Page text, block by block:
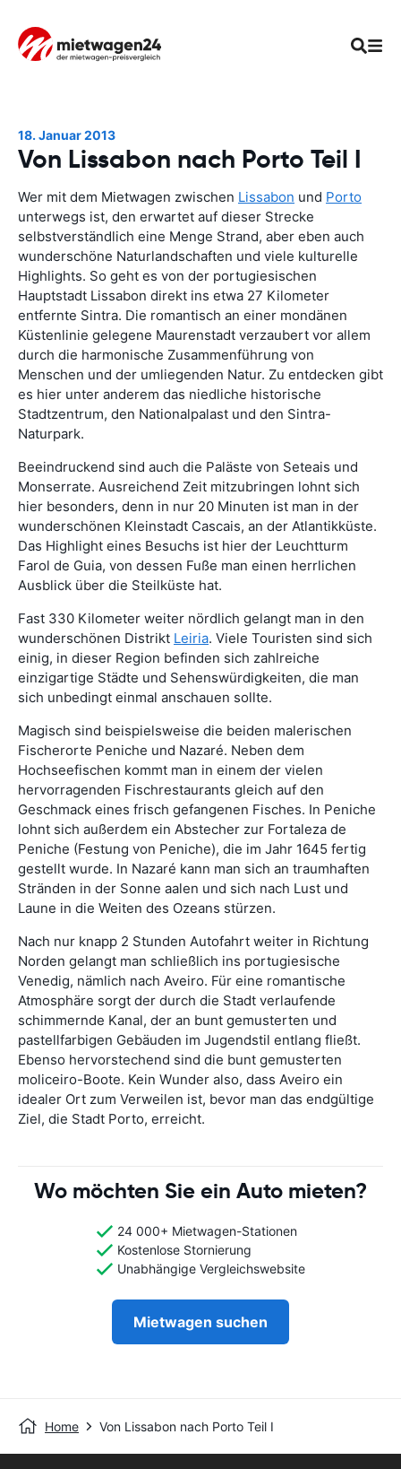
18. Januar 2013
Von Lissabon nach Porto Teil I
Wer mit dem Mietwagen zwischen Lissabon und Porto
unterwegs ist, den erwartet auf dieser Strecke
selbstverständlich eine Menge Strand, aber eben auch
wunderschöne Naturlandschaften und viele kulturelle
Highlights. So geht es von der portugiesischen
Hauptstadt Lissabon direkt ins etwa 27 Kilometer
entfernte Sintra. Die romantisch an einer mondänen
Küstenlinie gelegene Maurenstadt verzaubert vor allem
durch die harmonische Zusammenführung von
Menschen und der umliegenden Natur. Zu entdecken gibt
es hier unter anderem das niedliche historische
Stadtzentrum, den Nationalpalast und den Sintra-
Naturpark.
Beeindruckend sind auch die Paläste von Seteais und
Monserrate. Ausreichend Zeit mitzubringen lohnt sich
hier besonders, denn in nur 20 Minuten ist man in der
wunderschönen Kleinstadt Cascais, an der Atlantikküste.
Das Highlight eines Besuchs ist hier der Leuchtturm
Farol de Guia, von dessen Fuße man einen herrlichen
Ausblick über die Steilküste hat.
Fast 330 Kilometer weiter nördlich gelangt man in den
wunderschönen Distrikt Leiria. Viele Touristen sind sich
einig, in dieser Region befinden sich zahlreiche
einzigartige Städte und Sehenswürdigkeiten, die man
sich unbedingt einmal anschauen sollte.
Magisch sind beispielsweise die beiden malerischen
Fischerorte Peniche und Nazaré. Neben dem
Hochseefischen kommt man in einem der vielen
hervorragenden Fischrestaurants gleich auf den
Geschmack eines frisch gefangenen Fisches. In Peniche
lohnt sich außerdem ein Abstecher zur Fortaleza de
Peniche (Festung von Peniche), die im Jahr 1645 fertig
gestellt wurde. In Nazaré kann man sich an traumhaften
Stränden in der Sonne aalen und sich nach Lust und
Laune in die Weiten des Ozeans stürzen.
Nach nur knapp 2 Stunden Autofahrt weiter in Richtung
Norden gelangt man schließlich ins portugiesische
Venedig, nämlich nach Aveiro. Für eine romantische
Atmosphäre sorgt der durch die Stadt verlaufende
schimmernde Kanal, der an bunt gemusterten und
pastellfarbigen Gebäuden im Jugendstil entlang fließt.
Ebenso hervorstechend sind die bunt gemusterten
moliceiro-Boote. Kein Wunder also, dass Aveiro ein
idealer Ort zum Verweilen ist, bevor man das endgültige
Ziel, die Stadt Porto, erreicht.
Wo möchten Sie ein Auto mieten?
24 000+ Mietwagen-Stationen
Kostenlose Stornierung
Unabhängige Vergleichswebsite
Mietwagen suchen
Home Von Lissabon nach Porto Teil I